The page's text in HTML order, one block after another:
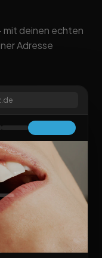
mit deinen echten
Adresse